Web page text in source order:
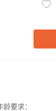
龄要求：